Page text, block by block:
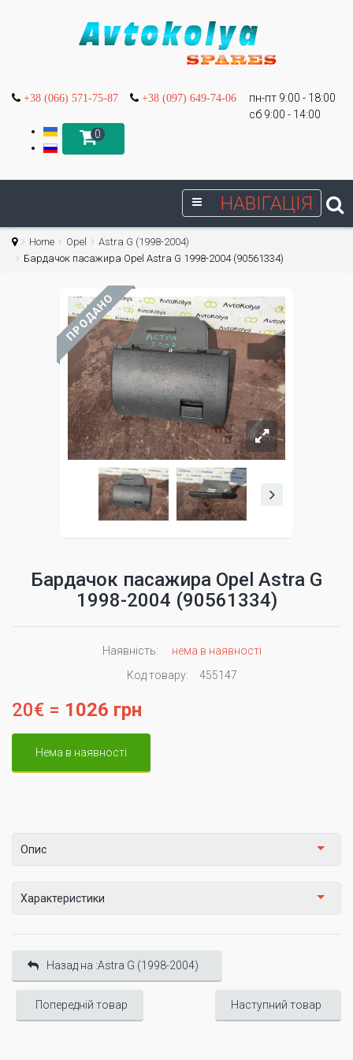
+38 (066) 571-75-87 +38 (097) 649-74-06
пн-пт 9:00 - 18:00
сб 9:00 - 14:00
0
НАВІГАЦІЯ
Home Opel
Astra G (1998-2004)
Бардачок пасажира Opel Astra G 1998-2004 (90561334)
ПРОДАНО
Бардачок пасажира Opel Astra G
1998-2004 (90561334)
Наявність:
нема в наявності
Код товару:
455147
20€ = 1026 грн
Нема в наявності
Опис
Характеристики
Назад на :Astra G (1998-2004)
Попередній товар Наступний товар